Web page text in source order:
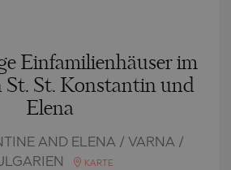
Einfamilienhäuser im
St. St. Konstantin und
Elena
AND ELENA / VARNA /
KARTE